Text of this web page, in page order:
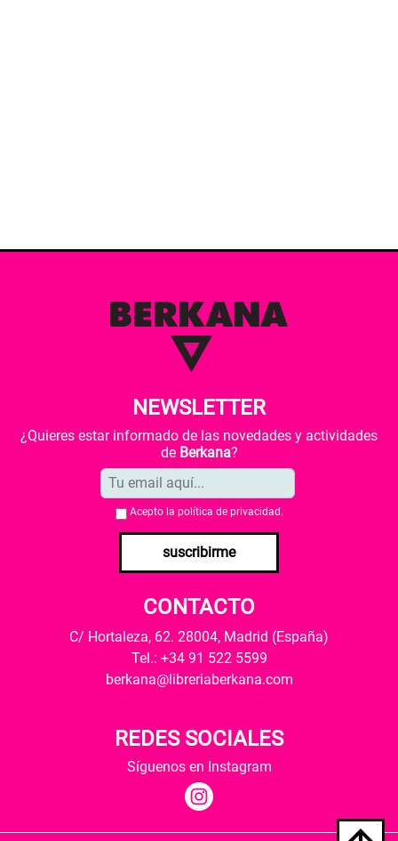
NEWSLETTER
¿Quieres estar informado de las novedades y actividades
de Berkana?
Acepto la política de privacidad .
suscribirme
CONTACTO
C/ Hortaleza, 62. 28004, Madrid (España)
Tel.: +34 91 522 5599
berkana@libreriaberkana.com
REDES SOCIALES
Síguenos en Instagram